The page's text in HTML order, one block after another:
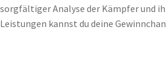
sorgfältiger Analyse der Kämpfer und
Leistungen kannst du deine